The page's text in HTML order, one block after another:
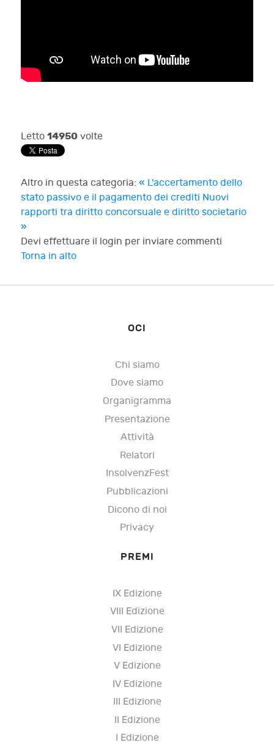
Letto 14950 volte
Altro in questa categoria: « L'accertamento dello
stato passivo e il pagamento dei crediti Nuovi
rapporti tra diritto concorsuale e diritto societario
»
Devi effettuare il login per inviare commenti
Torna in alto
OCI
Chi siamo
Dove siamo
Organigramma
Presentazione
Attività
Relatori
InsolvenzFest
Pubblicazioni
Dicono di noi
Privacy
PREMI
IX Edizione
VIII Edizione
VII Edizione
VI Edizione
V Edizione
IV Edizione
III Edizione
II Edizione
I Edizione